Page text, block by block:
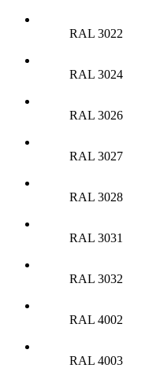
RAL 3022
RAL 3024
RAL 3026
RAL 3027
RAL 3028
RAL 3031
RAL 3032
RAL 4002
RAL 4003